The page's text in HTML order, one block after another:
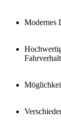
Modernes